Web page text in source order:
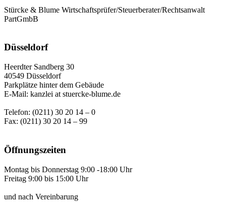
Stürcke & Blume Wirtschaftsprüfer/Steuerberater/Rechtsanwalt
PartGmbB
Düsseldorf
Heerdter Sandberg 30
40549 Düsseldorf
Parkplätze hinter dem Gebäude
E-Mail: kanzlei at stuercke-blume.de
Telefon: (0211) 30 20 14 – 0
Fax: (0211) 30 20 14 – 99
Öffnungszeiten
Montag bis Donnerstag 9:00 -18:00 Uhr
Freitag 9:00 bis 15:00 Uhr
und nach Vereinbarung